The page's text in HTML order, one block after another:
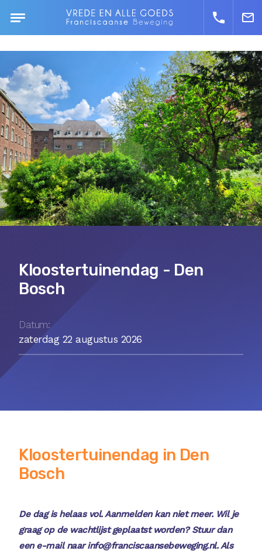
Kloostertuinendag - Den
Bosch
Datum:
zaterdag 22 augustus 2026
Kloostertuinendag in Den
Bosch
De dag is helaas vol. Aanmelden kan niet meer. Wil je
graag op de wachtlijst geplaatst worden? Stuur dan
een e-mail naar info@franciscaansebeweging.nl. Als